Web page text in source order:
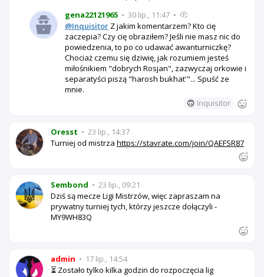
gena22121965 • 30 lip., 11:47 •
@Inquisitor Z jakim komentarzem? Kto cię
zaczepia? Czy cię obraziłem? Jeśli nie masz nic do
powiedzenia, to po co udawać awanturniczkę?
Chociaż czemu się dziwię, jak rozumiem jesteś
miłośnikiem "dobrych Rosjan", zazwyczaj orkowie i
separatyści piszą "harosh bukhat'"... Spuść ze
mnie.
🙃 Inquisitor
Oresst • 23 lip., 14:37
Turniej od mistrza https://stavrate.com/join/QAEFSR87
Sembond • 23 lip., 09:21
Dziś są mecze Ligi Mistrzów, więc zapraszam na
prywatny turniej tych, którzy jeszcze dołączyli -
MY9WH83Q
admin • 17 lip., 14:54
⏳ Zostało tylko kilka godzin do rozpoczęcia lig